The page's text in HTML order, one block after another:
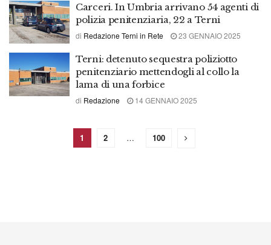
Carceri. In Umbria arrivano 54 agenti di
polizia penitenziaria, 22 a Terni
di Redazione Terni in Rete 23 GENNAIO 2025
Terni: detenuto sequestra poliziotto
penitenziario mettendogli al collo la
lama di una forbice
di Redazione 14 GENNAIO 2025
1 2 … 100